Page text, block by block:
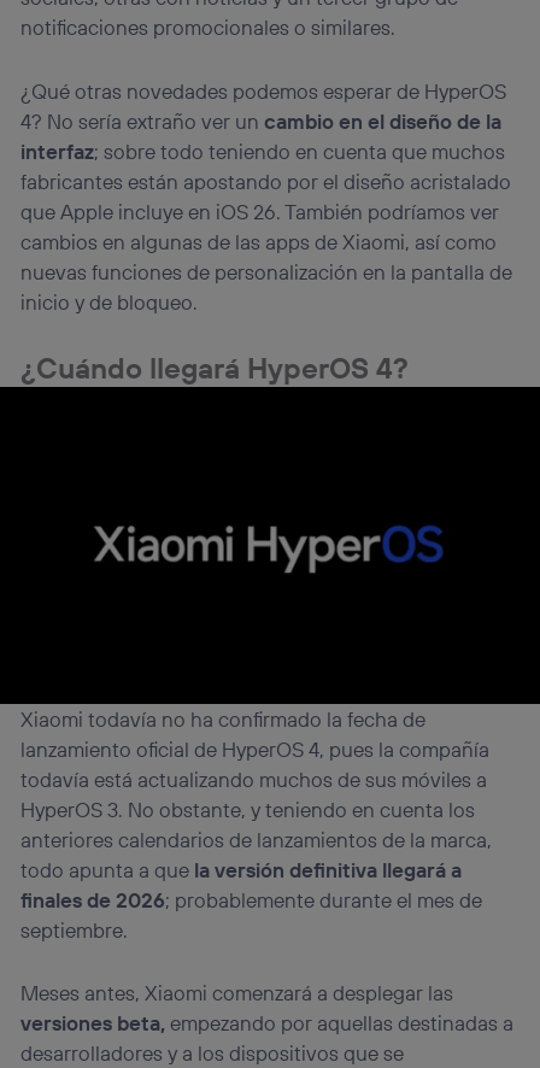
notificaciones promocionales o similares.
¿Qué otras novedades podemos esperar de HyperOS
4? No sería extraño ver uncambio en el diseño de la
interfaz; sobre todo teniendo en cuenta que muchos
fabricantes están apostando por el diseño acristalado
que Apple incluye en iOS 26. También podríamos ver
cambios en algunas de las apps de Xiaomi, así como
nuevas funciones de personalización en la pantalla de
inicio y de bloqueo.
¿Cuándo llegará HyperOS 4?
Xiaomi todavía no ha confirmado la fecha de
lanzamiento oficial de HyperOS 4, pues la compañía
todavía está actualizando muchos de sus móviles a
HyperOS 3. No obstante, y teniendo en cuenta los
anteriores calendarios de lanzamientos de la marca,
todo apunta a que la versión definitiva llegará a
finales de 2026; probablemente durante el mes de
septiembre.
Meses antes, Xiaomi comenzará a desplegar las
versiones beta,empezando por aquellas destinadas a
desarrolladores y a los dispositivos que se